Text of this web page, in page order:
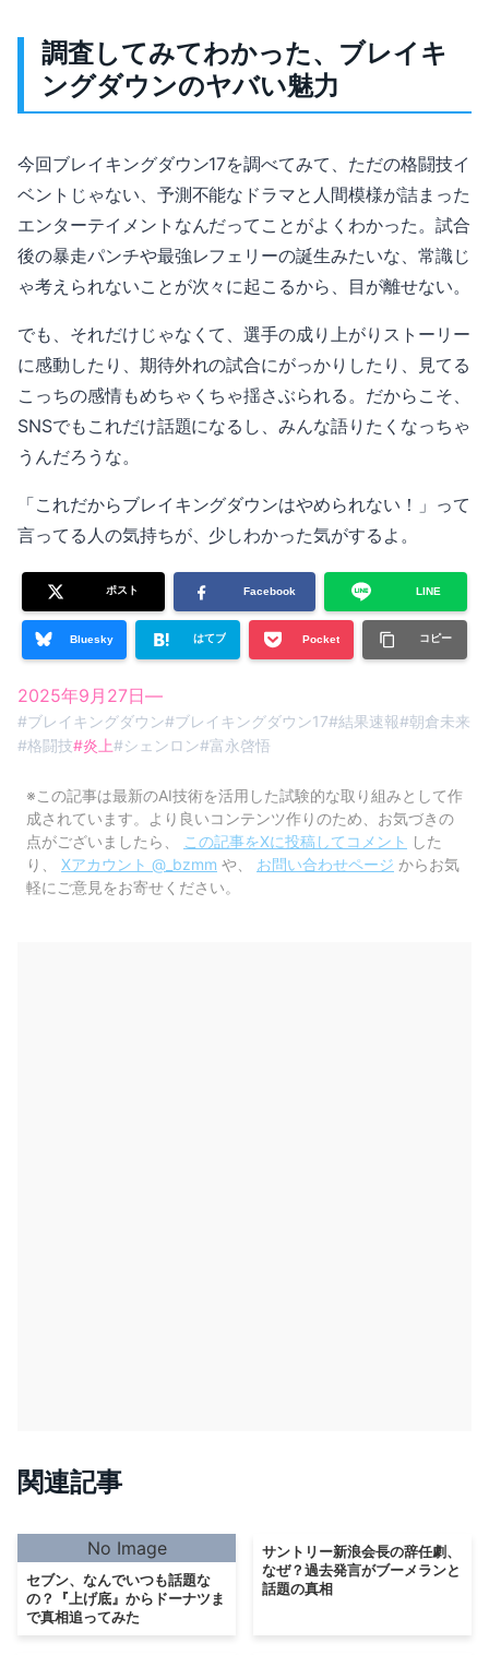
調査してみてわかった、ブレイキ
ングダウンのヤバい魅力
今回ブレイキングダウン17を調べてみて、ただの格闘技イ
ベントじゃない、予測不能なドラマと人間模様が詰まった
エンターテイメントなんだってことがよくわかった。試合
後の暴走パンチや最強レフェリーの誕生みたいな、常識じ
ゃ考えられないことが次々に起こるから、目が離せない。
でも、それだけじゃなくて、選手の成り上がりストーリー
に感動したり、期待外れの試合にがっかりしたり、見てる
こっちの感情もめちゃくちゃ揺さぶられる。だからこそ、
SNSでもこれだけ話題になるし、みんな語りたくなっちゃ
うんだろうな。
「これだからブレイキングダウンはやめられない！」って
言ってる人の気持ちが、少しわかった気がするよ。
ポスト Facebook LINE
Bluesky はてブ Pocket コピー
2025年9月27日—
#ブレイキングダウン#ブレイキングダウン17#結果速報#朝倉未来
#格闘技#炎上#シェンロン#富永啓悟
※この記事は最新のAI技術を活用した試験的な取り組みとして作
成されています。より良いコンテンツ作りのため、お気づきの
点がございましたら、
この記事をXに投稿してコメント した
り、
Xアカウント @_bzmm や、 お問い合わせページ からお気
軽にご意見をお寄せください。
関連記事
No Image
セブン、なんでいつも話題な
の？『上げ底』からドーナツま
で真相追ってみた
サントリー新浪会長の辞任劇、
なぜ？過去発言がブーメランと
話題の真相